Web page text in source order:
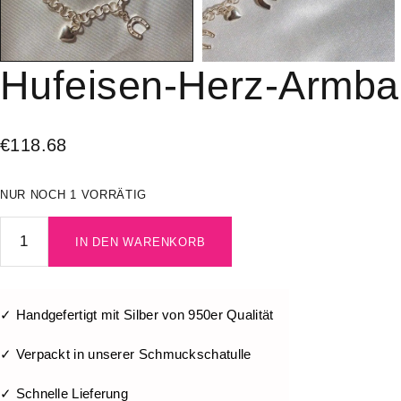
Hufeisen-Herz-
€118.68
NUR NOCH 1 VORRÄTIG
IN DEN WARENKORB
✓ Handgefertigt mit Silber von 950er Qualität
✓ Verpackt in unserer Schmuckschatulle
✓ Schnelle Lieferung